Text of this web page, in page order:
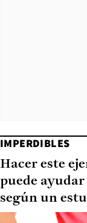
IMPERDIBLES
Hacer este
puede
según un